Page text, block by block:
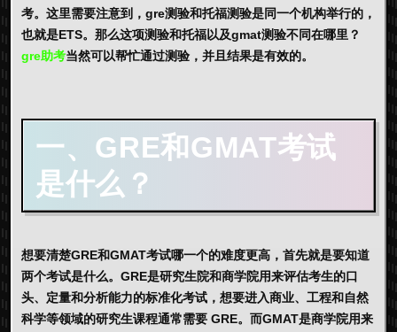
考。这里需要注意到，gre测验和托福测验是同一个机构举行的，
也就是ETS。那么这项测验和托福以及gmat测验不同在哪里？
gre助考当然可以帮忙通过测验，并且结果是有效的。
一、GRE和GMAT考试
是什么？
想要清楚GRE和GMAT考试哪一个的难度更高，首先就是要知道
两个考试是什么。GRE是研究生院和商学院用来评估考生的口
头、定量和分析能力的标准化考试，想要进入商业、工程和自然
科学等领域的研究生课程通常需要 GRE。而GMAT是商学院用来